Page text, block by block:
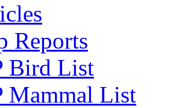
Reports
Bird List
Mammal List